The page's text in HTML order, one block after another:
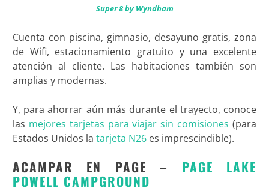
Super 8 by Wyndham
Cuenta con piscina, gimnasio, desayuno gratis, zona
de Wifi, estacionamiento gratuito y una excelente
atención al cliente. Las habitaciones también son
amplias y modernas.
Y, para ahorrar aún más durante el trayecto, conoce
las mejores tarjetas para viajar sin comisiones (para
Estados Unidos la tarjeta N26es imprescindible).
ACAMPAR EN PAGE – PAGE LAKE
POWELL CAMPGROUND